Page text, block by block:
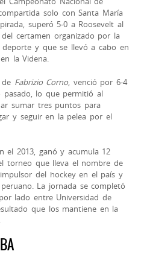
solo con Santa María
superó 5-0 a Roosevelt al
certamen organizado por la
deporte y que se llevó a cabo en
la Videna.
Fabrizio Corno, venció por 6-4
pasado, lo que permitió al
sumar tres puntos para
y seguir en la pelea por el
el 2013, ganó y acumula 12
torneo que lleva el nombre de
del hockey en el país y
La jornada se completó
lado entre Universidad de
que los mantiene en la